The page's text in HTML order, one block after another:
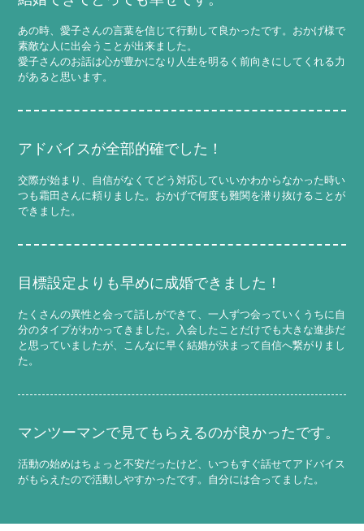
あの時、愛子さんの言葉を信じて行動して良かったです。おかげ様で
素敵な人に出会うことが出来ました。
愛子さんのお話は心が豊かになり人生を明るく前向きにしてくれる力
があると思います。
アドバイスが全部的確でした！
交際が始まり、自信がなくてどう対応していいかわからなかった時い
つも霜田さんに頼りました。おかげで何度も難関を潜り抜けることが
できました。
目標設定よりも早めに成婚できました！
たくさんの異性と会って話しができて、一人ずつ会っていくうちに自
分のタイプがわかってきました。入会したことだけでも大きな進歩だ
と思っていましたが、こんなに早く結婚が決まって自信へ繋がりまし
た。
マンツーマンで見てもらえるのが良かったです。
活動の始めはちょっと不安だったけど、いつもすぐ話せてアドバイス
がもらえたので活動しやすかったです。自分には合ってました。